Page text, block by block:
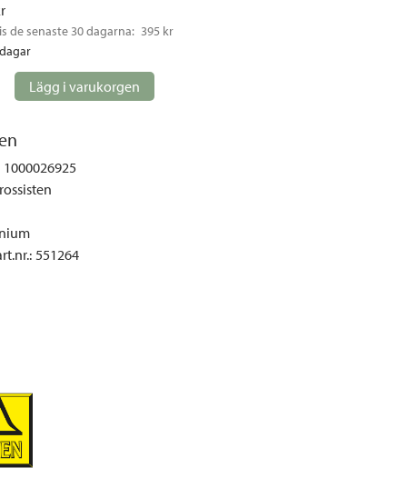
och tält
soffgrupper
de senaste 30 dagarna: 395 kr
Lägg i varukorgen
1000026925
: 551264